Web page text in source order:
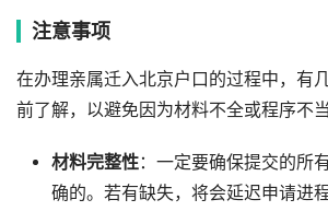
注意事项
在办理亲属迁入北京户口的过程中，有
前了解，以避免因为材料不全或程序不
材料完整性：一定要确保提交的所
确的。若有缺失，将会延迟申请进程